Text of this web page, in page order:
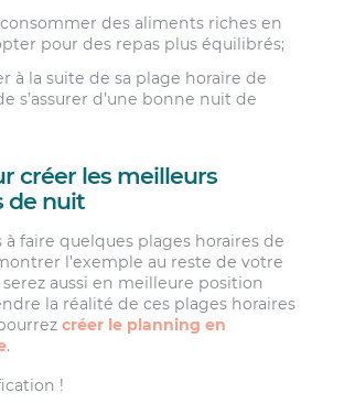
des aliments riches en
pour des repas plus équilibrés;
à la suite de sa plage horaire de
s’assurer d’une bonne nuit de
créer les meilleurs
de nuit
à faire quelques plages horaires de
l’exemple au reste de votre
serez aussi en meilleure position
la réalité de ces plages horaires
créer le planning en
.
!